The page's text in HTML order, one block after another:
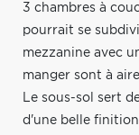
3 chambres à
pourrait se
mezzanine avec
manger sont à
Le sous-sol sert
d'une belle